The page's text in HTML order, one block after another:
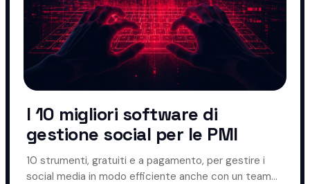
I 10 migliori software di
gestione social per le PMI
10 strumenti, gratuiti e a pagamento, per gestire i
social media in modo efficiente anche con un team